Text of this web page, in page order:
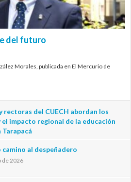
del futuro
Morales, publicada en El Mercurio de
rectoras del CUECH abordan los
el impacto regional de la educación
camino al despeñadero
de 2026